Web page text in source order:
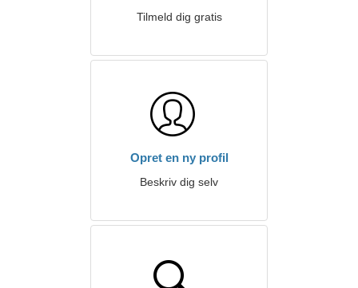
Tilmeld dig gratis
Opret en ny profil
Beskriv dig selv